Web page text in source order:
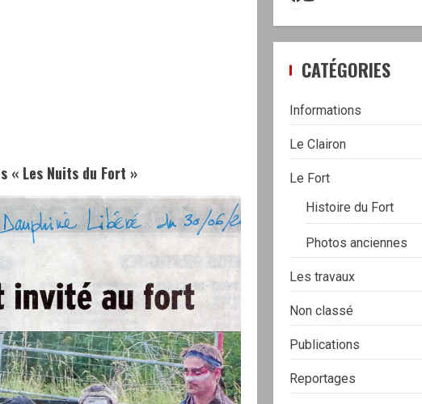
« Les Nuits du Fort »
CATÉGORIES
Informations
Le Clairon
Le Fort
Histoire du Fort
Photos anciennes
Les travaux
Non classé
Publications
Reportages